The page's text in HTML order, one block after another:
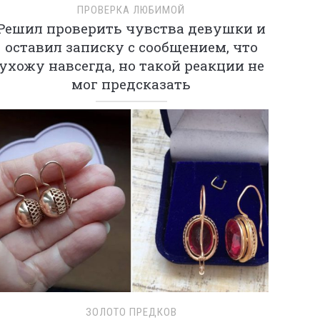
ПРОВЕРКА ЛЮБИМОЙ
проверить чувства девушки и
оставил записку с сообщением, что
навсегда, но такой реакции не
мог предсказать
ЗОЛОТО ПРЕДКОВ